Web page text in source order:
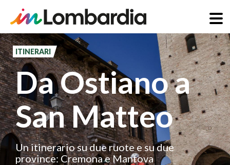
Salta
al
contenuto
principale
ITINERARI
Da Ostiano a
San Matteo
Un itinerario su due ruote e su due
province: Cremona e Mantova